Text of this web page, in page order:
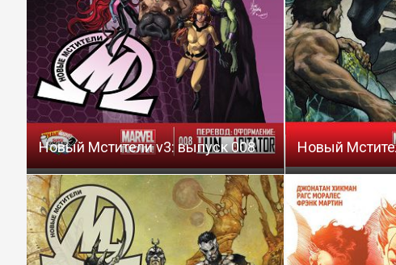
Новый Мстители v3: выпуск 008 Новый